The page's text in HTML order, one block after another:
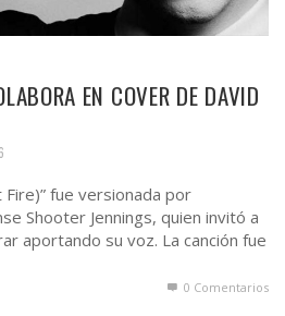
EN COVER DE DAVID
Fire)” fue versionada por
Shooter Jennings, quien invitó a
aportando su voz. La canción fue
0 Comentarios